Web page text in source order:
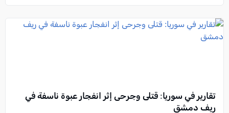
تقارير في سوريا: قتلى وجرحى إثر انفجار عبوة ناسفة في
ريف دمشق